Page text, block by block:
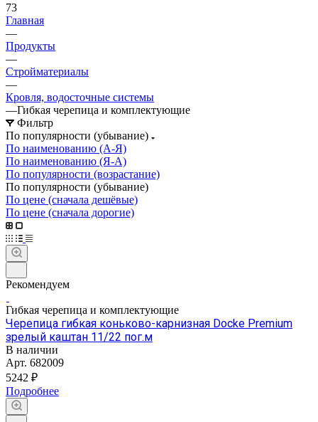
73
Главная
—
Продукты
—
Стройматериалы
—
Кровля, водосточные системы
—Гибкая черепица и комплектующие
Фильтр
По популярности (убывание)
По наименованию (А-Я)
По наименованию (Я-А)
По популярности (возрастание)
По популярности (убывание)
По цене (сначала дешёвые)
По цене (сначала дорогие)
Рекомендуем
Гибкая черепица и комплектующие
Черепица гибкая коньково-карнизная Docke Premium
зрелый каштан 11/22 пог.м
В наличии
Арт. 682009
5242 ₽
Подробнее